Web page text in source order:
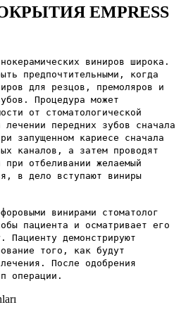
EMPRESS
виниров широка.
предпочтительными, когда
для резцов, премоляров и
Процедура может
от стоматологической
передних зубов сначала
запущенном кариесе сначала
каналов, а затем проводят
отбеливании желаемый
в дело вступают виниры
винирами стоматолог
пациента и осматривает его
Пациенту демонстрируют
того, как будут
После одобрения
операции.